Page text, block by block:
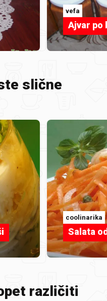
vefa
Ajvar po
slične
coolinarika
Salata
različiti